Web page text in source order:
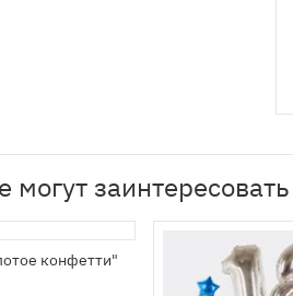
могут заинтересовать
конфетти"